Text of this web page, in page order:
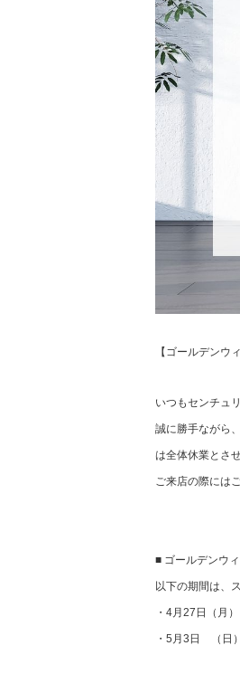
【ゴールデンウ
いつもセンチュ
誠に勝手ながら
は全体休業とさ
ご来店の際には
■ ゴールデンウ
以下の期間は、
・4月27日（月
・5月3日 （日